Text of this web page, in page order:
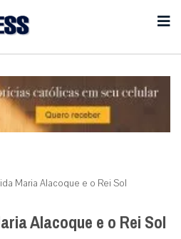
Maria Alacoque e o Rei Sol
Alacoque e o Rei Sol